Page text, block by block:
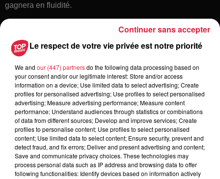
gagnera en fluidité.
Toute l'actu
6 août 2026
À Hoerdt, de l’eau brune sort des
robinets
Le respect de votre vie privée est notre priorité
We and our (447) partnersdo the following data processing based on
your consent and/or our legitimate interest: Store and/or access
information on a device; Use limited data to select advertising; Create
profiles for personalised advertising; Use profiles to select personalised
advertising; Measure advertising performance; Measure content
performance; Understand audiences through statistics or combinations
of data from different sources; Develop and improve services; Create
profiles to personalise content; Use profiles to select personalised
content; Use limited data to select content; Ensure security, prevent and
detect fraud, and fix errors; Deliver and present advertising and content;
Save and communicate privacy choices. These technologies may
process personal data such as IP address and browsing data to offer
following functionalities: Identify devices based on information actively
Continuer sans accepter